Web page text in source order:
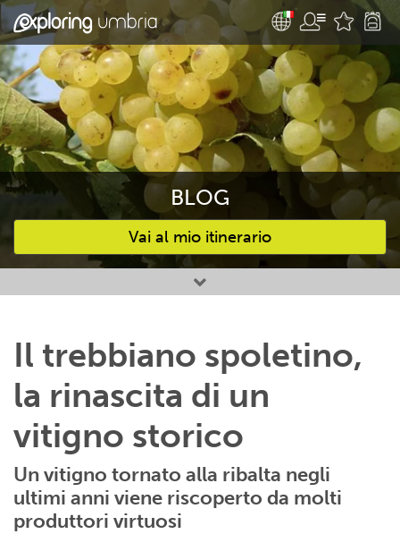
BLOG
Vai al mio itinerario
Attività preferite
Il trebbiano spoletino,
la rinascita di un
vitigno storico
Un vitigno tornato alla ribalta negli
ultimi anni viene riscoperto da molti
produttori virtuosi